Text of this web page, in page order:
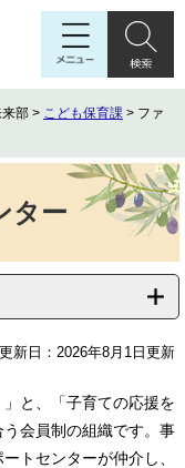
部 > こども保育課 > ファ
ター
更新日：2026年8月1日更新
」と、「子育ての応援を
会員制の組織です。事
トセンターが仲介し、